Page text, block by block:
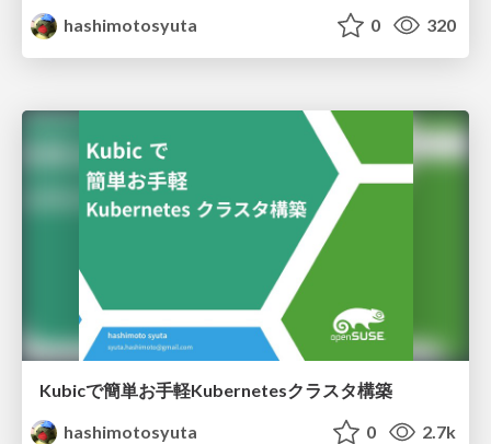
hashimotosyuta
0 320
Kubicで簡単お手軽Kubernetesクラスタ構築
hashimotosyuta
0 2.7k